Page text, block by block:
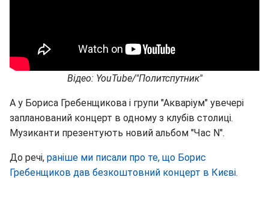
Відео: YouTube/"Политспутник"
А у Бориса Гребенщикова і групи "Акваріум" увечері
запланований концерт в одному з клубів столиці.
Музиканти презентують новий альбом "Час N".
До речі, раніше ми писали про те, що Борис
Гребенщиков дав безкоштовний концерт в Києві.